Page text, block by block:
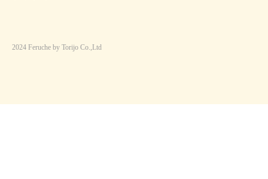
2024 Feruche by Torijo Co.,Ltd